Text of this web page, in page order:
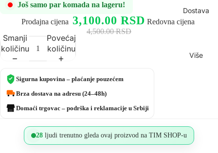
Dostava
Više
Još samo par komada na lageru!
Prodajna cijena 3,100.00 RSD Redovna cijena
4,500.00 RSD
Smanji
količinu
Povećaj
količinu
Sigurna kupovina – plaćanje pouzećem
Brza dostava na adresu (24–48h)
Domaći trgovac – podrška i reklamacije u Srbiji
28 ljudi trenutno gleda ovaj proizvod na TIM SHOP-u